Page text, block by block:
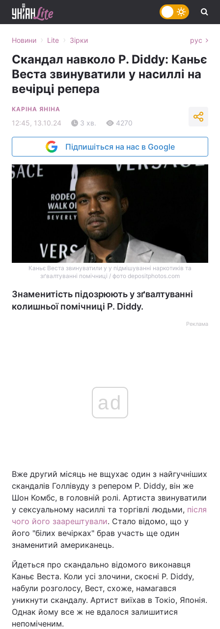
Головна Війна
Політика
Економіка Світ
Спорт
Техно і зв'язок Лайт
Зброя Інциденти
Здоров'я Туризм
Новини › Lite › Зірки рус
Скандал навколо P. Diddy: Каньє
Веста звинуватили у насиллі на
вечірці репера
КАРІНА ЯНІНА
12:45, 13.10.24 3 хв. 4270
Підпишіться на нас в Google
Каньє Веста звинуватили у у підмішуванні наркотиків та
зґвалтуванні помічниці / фото depositphotos.com
Знаменитість підозрюють у зґвалтуванні
колишньої помічниці P. Diddy.
Реклама
ad
Вже другий місяць не вщухає один з найгучніших
скандалів Голлівуду з репером P. Diddy, він же
Шон Комбс, в головній ролі. Артиста звинуватили
у сексуальному насиллі та торгівлі людьми, після
чого його заарештували. Стало відомо, що у
його "білих вечірках" брав участь ще один
знаменитий американець.
Йдеться про скандально відомого виконавця
Каньє Веста. Коли усі злочини, скоєні P. Diddy,
набули розголосу, Вест, схоже, намагався
уникнути скандалу. Артист виїхав в Токіо, Японія.
Однак йому все ж не вдалося залишитися
непоміченим.